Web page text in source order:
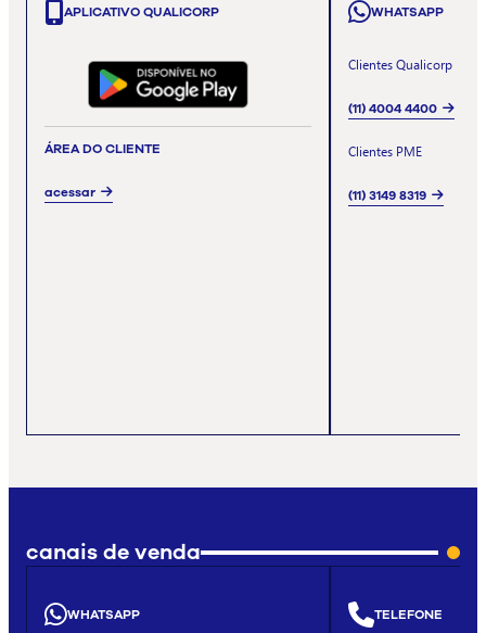
APLICATIVO QUALICORP
ÁREA DO CLIENTE
acessar
WHATSAPP
Clientes Qualicorp
(11) 4004 4400
Clientes PME
(11) 3149 8319
canais de venda
WHATSAPP TELEFONE